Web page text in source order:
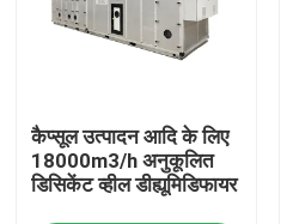
कारखाना भ्रमण
संपर्क करें
कैप्सूल उत्पादन आदि के लिए
18000m3/h अनुकूलित
डिसिकेंट व्हील डीह्यूमिडिफायर